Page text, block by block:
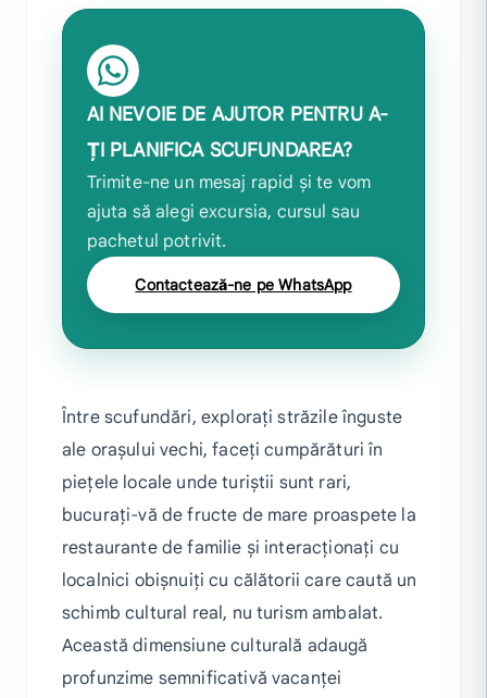
AI NEVOIE DE AJUTOR PENTRU A-
ȚI PLANIFICA SCUFUNDAREA?
Trimite-ne un mesaj rapid și te vom
ajuta să alegi excursia, cursul sau
pachetul potrivit.
Contactează-ne pe WhatsApp
Între scufundări, explorați străzile înguste
ale orașului vechi, faceți cumpărături în
piețele locale unde turiștii sunt rari,
bucurați-vă de fructe de mare proaspete la
restaurante de familie și interacționați cu
localnici obișnuiți cu călătorii care caută un
schimb cultural real, nu turism ambalat.
Această dimensiune culturală adaugă
profunzime semnificativă vacanței